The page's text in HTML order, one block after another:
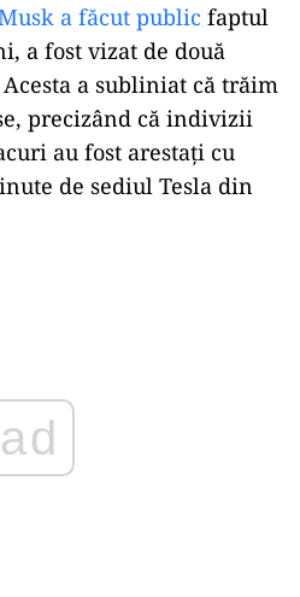
a făcut public faptul
a fost vizat de două
a subliniat că trăim
precizând că indivizii
au fost arestați cu
de sediul Tesla din